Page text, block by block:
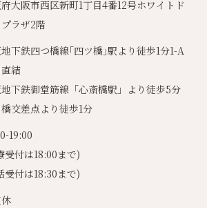
大阪市西区新町1丁目4番12号ホワイトド
ラザ2階
下鉄四つ橋線｢四ツ橋｣駅より徒歩1分1-A
結
下鉄御堂筋線「心斎橋駅」より徒歩5分
交差点より徒歩1分
19:00
受付は18:00まで)
受付は18:30まで)